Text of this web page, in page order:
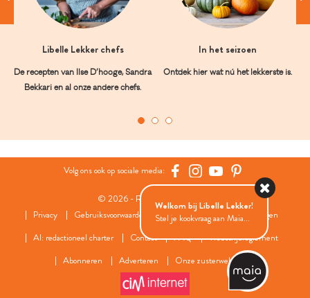
Libelle Lekker chefs
De recepten van Ilse D’hooge, Sandra
Bekkari en al onze andere chefs.
In het seizoen
Ontdek hier wat nú het lekkerste is.
Volg ons ook op sociale media:
© 2026 - Roularta Media Group
Privacy
Gebruiksvoorwaarden Cookies
Cookies instellingen
AI: redactioneel charter
Contact FAQ
Wedstrijdreglement
Abonneren
Adverteren Onze zusterwebsites
Welkom bij Libelle Lekker!
Stel je kookvraag aan Maia...